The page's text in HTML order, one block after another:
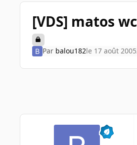
[VDS] matos
Par balou182le 17 août 2005